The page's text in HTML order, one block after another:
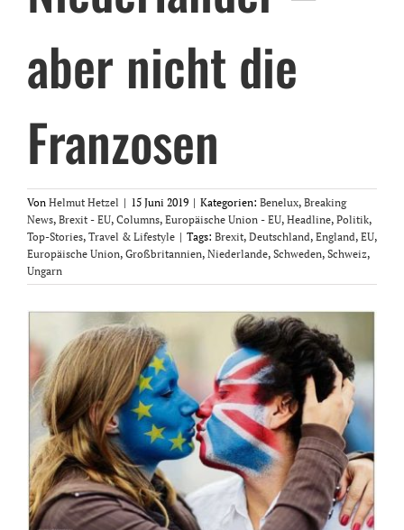
aber nicht die
Franzosen
Von Helmut Hetzel | 15 Juni 2019 | Kategorien: Benelux, Breaking
News, Brexit - EU, Columns, Europäische Union - EU, Headline, Politik,
Top-Stories, Travel & Lifestyle | Tags: Brexit, Deutschland, England, EU,
Europäische Union, Großbritannien, Niederlande, Schweden, Schweiz,
Ungarn
grösseres
Bild